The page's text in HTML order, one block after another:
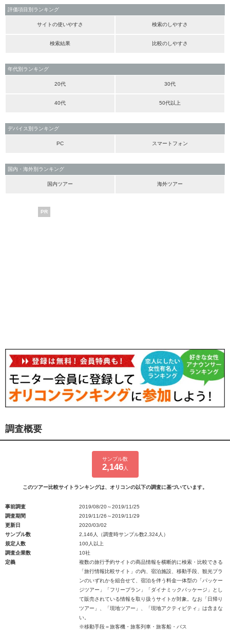
評価項目別ランキング
サイトの使いやすさ 検索のしやすさ
検索結果 比較のしやすさ
年代別ランキング
20代 30代
40代 50代以上
デバイス別ランキング
PC スマートフォン
国内・海外別ランキング
国内ツアー 海外ツアー
PR
調査概要
サンプル数
2,146人
このツアー比較サイトランキングは、オリコンの以下の調査に基づいています。
事前調査
2019/08/20～2019/11/25
調査期間
2019/11/26～2019/11/29
更新日
2020/03/02
サンプル数
2,146人（調査時サンプル数2,324人）
規定人数
100人以上
調査企業数
10社
定義
複数の旅行予約サイトの商品情報を横断的に検索・比較できる
「旅行情報比較サイト」の内、宿泊施設、移動手段、観光プラ
ンのいずれかを組合せて、宿泊を伴う料金一体型の「パッケー
ジツアー」「フリープラン」「ダイナミックパッケージ」とし
て販売されている情報を取り扱うサイトが対象。なお「日帰り
ツアー」、「現地ツアー」、「現地アクティビティ」は含まな
い。
※移動手段＝旅客機・旅客列車・旅客船・バス